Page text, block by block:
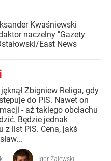
Kwaśniewski
naczelny "Gazety
East News
Zbigniew Religa, gdy
do PiS. Nawet on
- aż takiego obciachu
Będzie jednak
z list PiS. Cena, jakš
Igor Zalewski